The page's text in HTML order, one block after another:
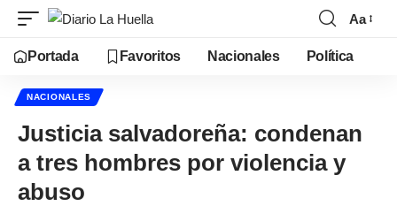
Aa
Portada Favoritos Nacionales Política
NACIONALES
Justicia salvadoreña: condenan
a tres hombres por violencia y
abuso